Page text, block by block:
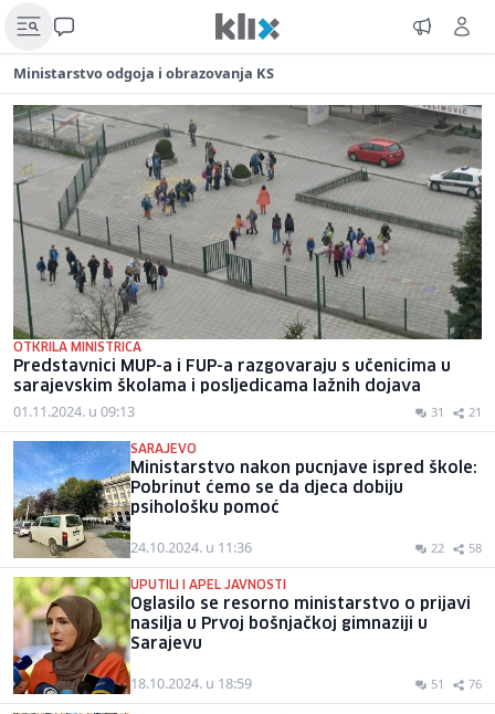
Ministarstvo odgoja i obrazovanja KS
OTKRILA MINISTRICA
Predstavnici MUP-a i FUP-a razgovaraju s učenicima u
sarajevskim školama i posljedicama lažnih dojava
01.11.2024. u 09:13 31 21
SARAJEVO
Ministarstvo nakon pucnjave ispred škole:
Pobrinut ćemo se da djeca dobiju
psihološku pomoć
24.10.2024. u 11:36 22 58
UPUTILI I APEL JAVNOSTI
Oglasilo se resorno ministarstvo o prijavi
nasilja u Prvoj bošnjačkoj gimnaziji u
Sarajevu
18.10.2024. u 18:59 51 76